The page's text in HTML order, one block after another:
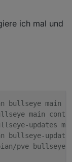
1.8.x auf
influxdb"
2021, 12:08
ich mal und
bullseye main
main
updates
bullseye-
pve